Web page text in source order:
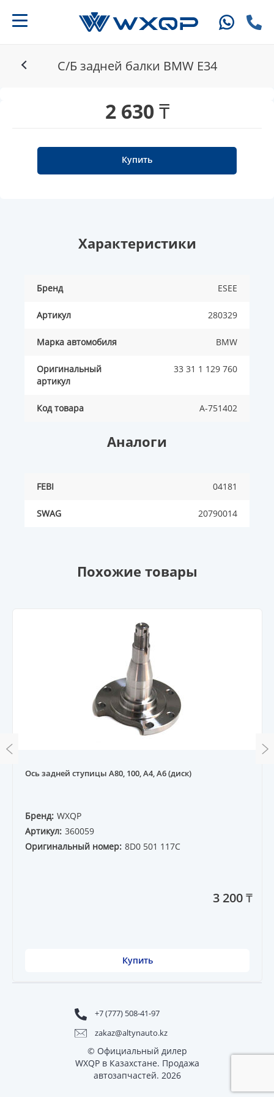
С/Б задней балки BMW E34
2 630 ₸
Купить
Характеристики
Бренд ESEE
Артикул 280329
Марка автомобиля BMW
Оригинальный
артикул
33 31 1 129 760
Код товара A-751402
Аналоги
FEBI 04181
SWAG 20790014
Похожие товары
Ось задней ступицы A80, 100, A4, A6 (диск)
Бренд: WXQP
Артикул: 360059
Оригинальный номер: 8D0 501 117C
3 200 ₸
Купить
+7 (777) 508-41-97
zakaz@altynauto.kz
© Официальный дилер
WXQP в Казахстане. Продажа
автозапчастей. 2026